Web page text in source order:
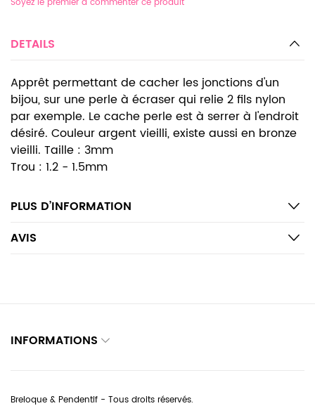
DETAILS
Apprêt permettant de cacher les jonctions d'un
bijou, sur une perle à écraser qui relie 2 fils nylon
par exemple. Le cache perle est à serrer à l'endroit
désiré. Couleur argent vieilli, existe aussi en bronze
vieilli. Taille : 3mm
Trou : 1.2 - 1.5mm
PLUS D’INFORMATION
AVIS
INFORMATIONS
Breloque & Pendentif - Tous droits réservés.